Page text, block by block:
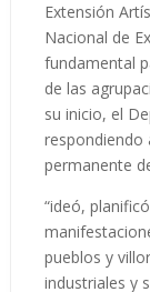
Extensión
Nacional de
fundamental
de las
su inicio, el
respondiendo
permanente
“ideó,
pueblos y
industriales y